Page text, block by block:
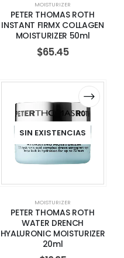
MOISTURIZER
PETER THOMAS ROTH
INSTANT FIRMX COLLAGEN
MOISTURIZER 50ml
$65.45
SIN EXISTENCIAS
MOISTURIZER
PETER THOMAS ROTH
WATER DRENCH
HYALURONIC MOISTURIZER
20ml